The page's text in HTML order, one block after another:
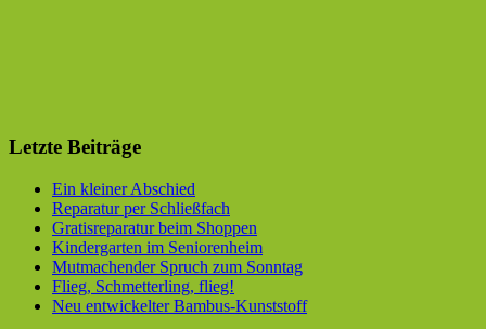
Letzte Beiträge
Ein kleiner Abschied
Reparatur per Schließfach
Gratisreparatur beim Shoppen
Kindergarten im Seniorenheim
Mutmachender Spruch zum Sonntag
Flieg, Schmetterling, flieg!
Neu entwickelter Bambus-Kunststoff